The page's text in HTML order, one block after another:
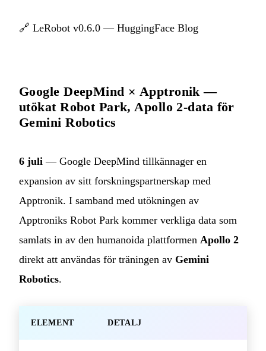
🔗 LeRobot v0.6.0 — HuggingFace Blog
Google DeepMind × Apptronik —
utökat Robot Park, Apollo 2-data för
Gemini Robotics
6 juli — Google DeepMind tillkännager en
expansion av sitt forskningspartnerskap med
Apptronik. I samband med utökningen av
Apptroniks Robot Park kommer verkliga data som
samlats in av den humanoida plattformen Apollo 2
direkt att användas för träningen av Gemini
Robotics.
ELEMENT DETALJ